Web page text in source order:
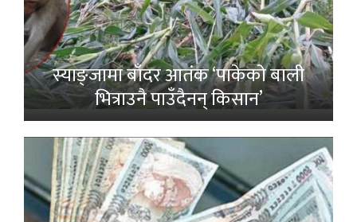
स्याङ्जामा बाँदर आतंक ‘पाकेको बाली
भित्राउनै पाउँदैनन् किसान’